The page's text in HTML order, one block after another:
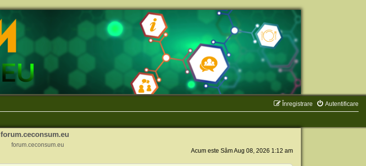
Autentificare
Înregistrare
forum.ceconsum.eu
forum.ceconsum.eu
Acum este Sâm Aug 08, 2026 1:12 am